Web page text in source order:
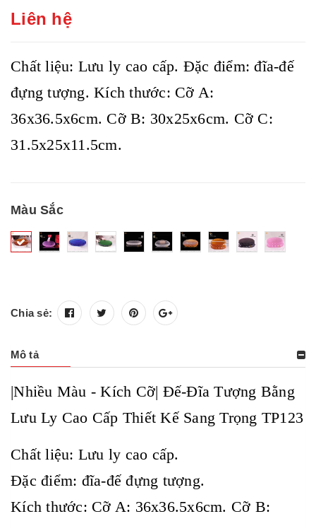
Liên hệ
Chất liệu: Lưu ly cao cấp. Đặc điểm: đĩa-đế
đựng tượng. Kích thước: Cỡ A:
36x36.5x6cm. Cỡ B: 30x25x6cm. Cỡ C:
31.5x25x11.5cm.
Màu Sắc
Chia sẻ:
Mô tả
|Nhiều Màu - Kích Cỡ| Đế-Đĩa Tượng Bằng
Lưu Ly Cao Cấp Thiết Kế Sang Trọng TP123
Chất liệu: Lưu ly cao cấp.
Đặc điểm: đĩa-đế đựng tượng.
Kích thước: Cỡ A: 36x36.5x6cm. Cỡ B: